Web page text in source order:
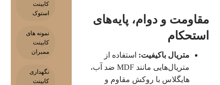
مقاومت و دوام، پایه‌های
استحکام
متریال باکیفیت: استفاده از
متریال‌هایی مانند MDF ضد آب،
هایگلاس با روکش مقاوم و
کابینت
استوک
نمونه های
کابینت
ممبران
نگهداری
کابینت